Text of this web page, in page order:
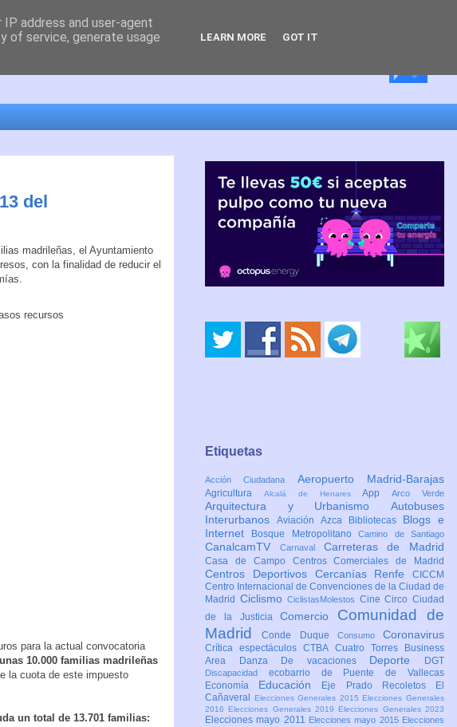
del
madrileñas, el Ayuntamiento
con la finalidad de reducir el
para la actual convocatoria
unas 10.000 familias madrileñas
la cuota de este impuesto
un total de 13.701 familias:
Etiquetas
Acción Ciudadana Aeropuerto Madrid-Barajas
Agricultura Alcalá de HenaresAppArco Verde
Arquitectura y Urbanismo Autobuses
Interurbanos Aviación Azca Bibliotecas Blogs e
Internet
Bosque MetropolitanoCamino de Santiago
CanalcamTV Carnaval Carreteras de Madrid
Casa de Campo Centros Comerciales de Madrid
Centros Deportivos Cercanías Renfe CICCM
Centro Internacional de Convenciones de la Ciudad de
Madrid CiclismoCiclistasMolestos CineCircoCiudad
de la JusticiaComercio Comunidad de
MadridConde Duque Consumo Coronavirus
Crítica espectáculosCTBA Cuatro Torres Business
Area
Danza De vacaciones Deporte DGT
Discapacidad ecobarrio de Puente de Vallecas
Economía Educación Eje Prado Recoletos
El
Cañaveral
Elecciones Generales 2015 Elecciones Generales
2016 Elecciones Generales 2019 Elecciones Generales 2023
Elecciones mayo 2011 Elecciones mayo 2015 Elecciones
address and user-agent
of service, generate usage
LEARN MORE GOT IT